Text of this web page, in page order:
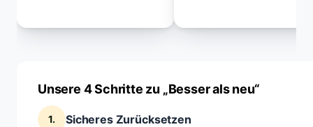
Unsere 4 Schritte zu „Besser als neu“
1. Sicheres Zurücksetzen